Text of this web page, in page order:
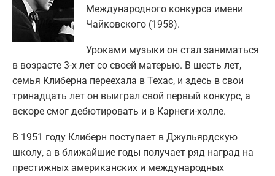
Международного конкурса имени
Чайковского (1958).
Уроками музыки он стал заниматься
в возрасте 3-х лет со своей матерью. В шесть лет,
семья Клиберна переехала в Техас, и здесь в свои
тринадцать лет он выиграл свой первый конкурс, а
вскоре смог дебютировать и в Карнеги-холле.
В 1951 году Клиберн поступает в Джульярдскую
школу, а в ближайшие годы получает ряд наград на
престижных американских и международных